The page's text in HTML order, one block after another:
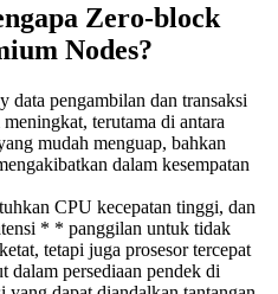
Zero-block
Nodes?
pengambilan dan transaksi
terutama di antara
mudah menguap, bahkan
dalam kesempatan
CPU kecepatan tinggi, dan
* * panggilan untuk tidak
tetapi juga prosesor tercepat
dalam persediaan pendek di